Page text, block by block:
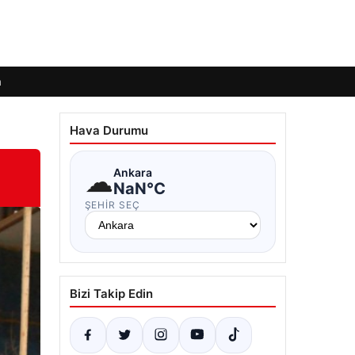
Hava Durumu
☁Ankara
NaN°C
ŞEHIR SEÇ
Bizi Takip Edin